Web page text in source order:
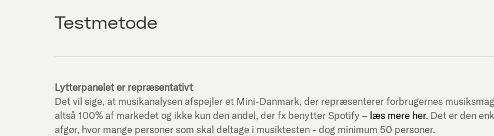
Testmetode
Lytterpanelet er repræsentativt
Det vil sige, at musikanalysen afspejler et Mini-Danmark, der repræsenterer forbrugernes
altså 100% af markedet og ikke kun den andel, der fx benytter Spotify – læs mere her. Det er den
afgør, hvor mange personer som skal deltage i musiktesten - dog minimum 50 personer.